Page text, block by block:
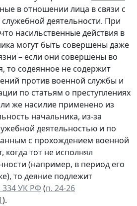
в отношении лица в связи с
деятельности. При
насильственные действия в
могут быть совершены даже
– если они совершены во
то содеянное не содержит
против военной службы и
по статьям о преступлениях
же насилие применено из
начальника, из-за
деятельностью и по
с прохождением военной
тот не исполнял
(например, в период его
то деяние подлежит
334 УК РФ (п. 24-26
).